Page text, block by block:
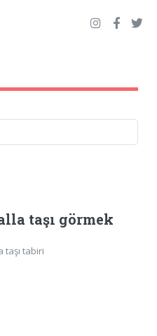
taşı görmek
taşı tabiri